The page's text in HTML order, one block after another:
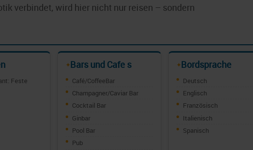
verbindet, wird hier nicht nur reisen – sondern
Feste
✦Bars und Cafe s
Café/CoffeeBar
Champagner/Caviar Bar
Cocktail Bar
Ginbar
Pool Bar
Pub
✦Bordsprache
Deutsch
Englisch
Französisch
Italienisch
Spanisch